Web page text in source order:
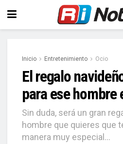
Inicio Entretenimiento Ocio
El regalo
para ese hombre
Sin duda, será un gran
hombre que quieres que
manera muy especial…